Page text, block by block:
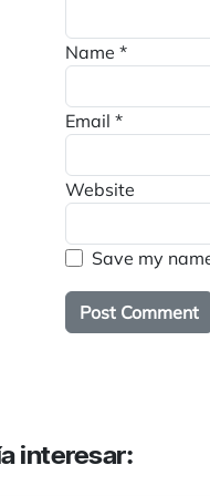
Name *
Email *
Website
Save my
interesar: